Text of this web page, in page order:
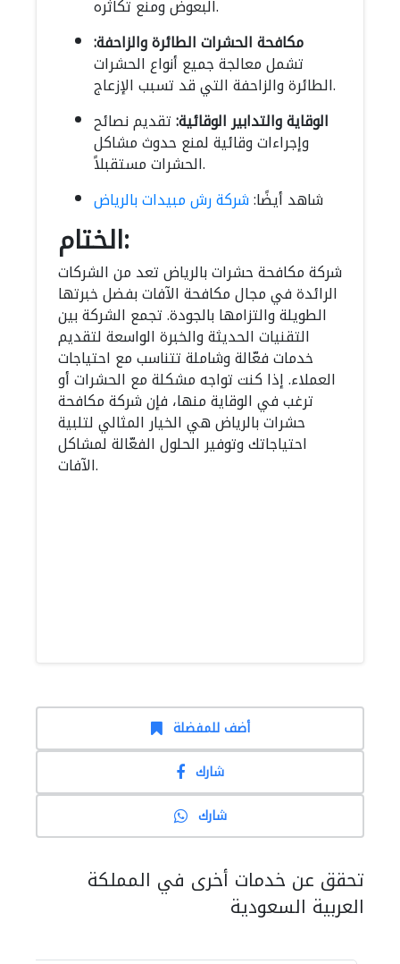
البعوض ومنع تكاثره.
مكافحة الحشرات الطائرة والزاحفة:
تشمل معالجة جميع أنواع الحشرات
الطائرة والزاحفة التي قد تسبب الإزعاج.
الوقاية والتدابير الوقائية:تقديم نصائح
وإجراءات وقائية لمنع حدوث مشاكل
الحشرات مستقبلاً.
شاهد أيضًا:شركة رش مبيدات بالرياض
الختام:
شركة مكافحة حشرات بالرياض تعد من الشركات
الرائدة في مجال مكافحة الآفات بفضل خبرتها
الطويلة والتزامها بالجودة. تجمع الشركة بين
التقنيات الحديثة والخبرة الواسعة لتقديم
خدمات فعّالة وشاملة تتناسب مع احتياجات
العملاء. إذا كنت تواجه مشكلة مع الحشرات أو
ترغب في الوقاية منها، فإن شركة مكافحة
حشرات بالرياض هي الخيار المثالي لتلبية
احتياجاتك وتوفير الحلول الفعّالة لمشاكل
الآفات.
أضف للمفضلة
شارك
شارك
تحقق عن خدمات أخرى في المملكة
العربية السعودية